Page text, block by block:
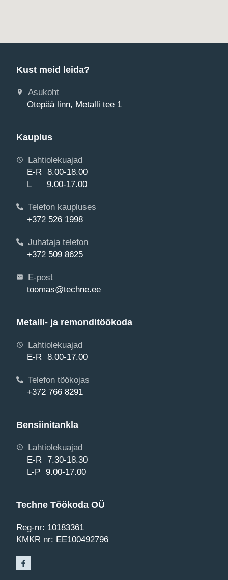
Kust meid leida?
Asukoht
Otepää linn, Metalli tee 1
Kauplus
Lahtiolekuajad
E-R 8.00-18.00
L 9.00-17.00
Telefon kaupluses
+372 526 1998
Juhataja telefon
+372 509 8625
E-post
toomas@techne.ee
Metalli- ja remonditöökoda
Lahtiolekuajad
E-R 8.00-17.00
Telefon töökojas
+372 766 8291
Bensiinitankla
Lahtiolekuajad
E-R 7.30-18.30
L-P 9.00-17.00
Techne Töökoda OÜ
Reg-nr: 10183361
KMKR nr: EE100492796